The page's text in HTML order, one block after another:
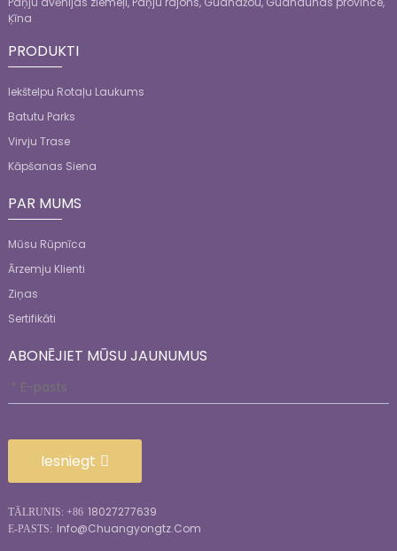
Ķīna
PRODUKTI
Iekštelpu Rotaļu Laukums
Batutu Parks
Virvju Trase
Kāpšanas Siena
PAR MUMS
Mūsu Rūpnīca
Ārzemju Klienti
Ziņas
Sertifikāti
ABONĒJIET MŪSU JAUNUMUS
Iesniegt
TĀLRUNIS: +86 18027277639
E-PASTS: Info@chuangyongtz.com